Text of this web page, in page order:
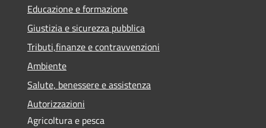
Educazione e formazione
Giustizia e sicurezza pubblica
Tributi,finanze e contravvenzioni
Ambiente
Salute, benessere e assistenza
Autorizzazioni
Agricoltura e pesca